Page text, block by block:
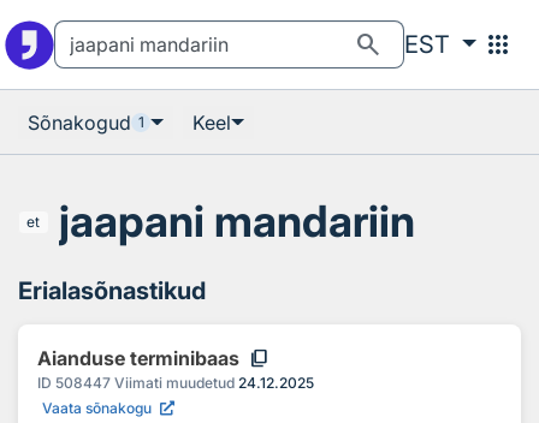
search EST apps
Sõnakogud 1 Keel
et jaapani mandariin
Erialasõnastikud
Aianduse terminibaas content_copy
ID 508447 Viimati muudetud 24.12.2025
Vaata sõnakogu